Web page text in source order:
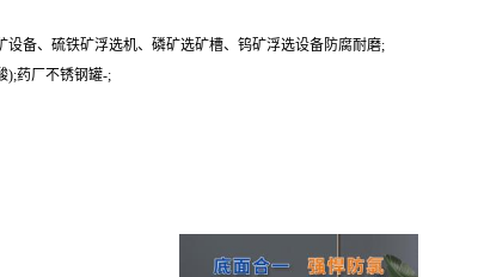
备、硫铁矿浮选机、磷矿选矿槽、钨矿浮选设备防腐耐磨;
);药厂不锈钢罐-;